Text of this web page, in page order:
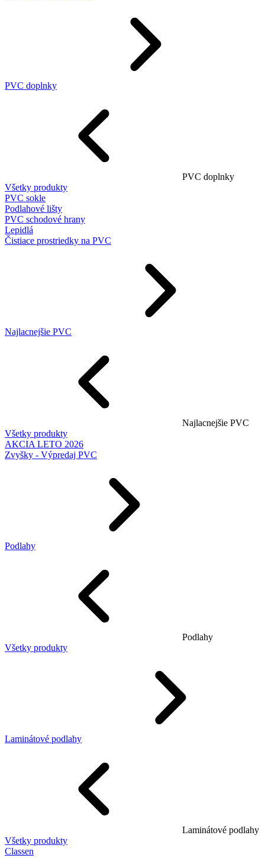
PVC doplnky
PVC doplnky
Všetky produkty
PVC sokle
Podlahové lišty
PVC schodové hrany
Lepidlá
Čistiace prostriedky na PVC
Najlacnejšie PVC
Najlacnejšie PVC
Všetky produkty
AKCIA LETO 2026
Zvyšky - Výpredaj PVC
Podlahy
Podlahy
Všetky produkty
Laminátové podlahy
Laminátové podlahy
Všetky produkty
Classen